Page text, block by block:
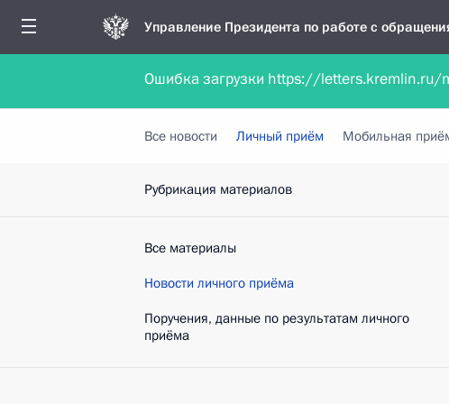
Управление Президента по работе с
Обратиться в форме электронного документа
Все новости Личный приём Мобильная
Рубрикация материалов
Все материалы
Новости личного приёма
Поручения, данные по результатам личного
приёма
Ошибка загрузки https://letters.kremlin.ru/